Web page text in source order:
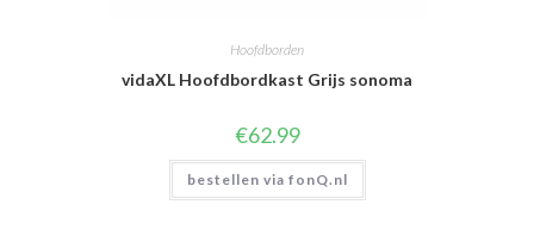
Hoofdborden
vidaXL Hoofdbordkast Grijs sonoma
€62.99
bestellen via fonQ.nl